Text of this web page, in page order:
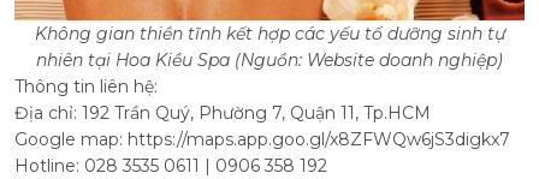
Không gian thiền tĩnh kết hợp các yếu tố dưỡng sinh tự
nhiên tại Hoa Kiều Spa (Nguồn: Website doanh nghiệp)
Thông tin liên hệ:
Địa chỉ: 192 Trần Quý, Phường 7, Quận 11, Tp.HCM
Google map: https://maps.app.goo.gl/x8ZFWQw6jS3digkx7
Hotline: 028 3535 0611 | 0906 358 192